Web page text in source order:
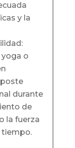
y la
yoga o
durante
de
la fuerza
tiempo.